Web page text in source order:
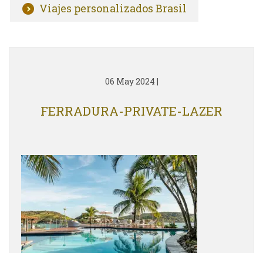
Viajes personalizados Brasil
06 May 2024 |
FERRADURA-PRIVATE-LAZER